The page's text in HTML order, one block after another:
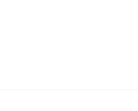
には、日本では珍しい